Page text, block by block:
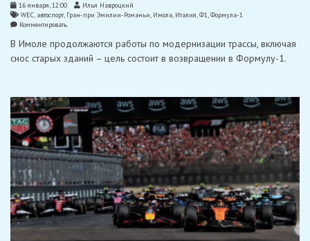
16 января, 12:00
Илья Навроцкий
WEC, автоспорт, Гран-при Эмилии-Романьи, Имола, Италия,Ф1,Формула-1
Комментироватьon
исторические
здания:
Имола
В Имоле продолжаются работы по модернизации трассы, включая
снос старых зданий – цель состоит в возвращении в Формулу-1.